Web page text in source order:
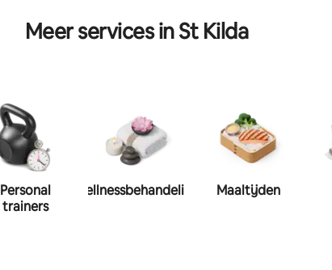
Meer services in St Kilda
Personal
trainers
Wellnessbehandeling Maaltijden